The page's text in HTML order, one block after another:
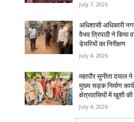
July 7, 2026
अधिशासी अधिकारी
वैभव त्रिपाठी ने किया
डेयरियों का निरीक्षण
July 4, 2026
महापौर सुनीता दयाल
मुख्य सड़क निर्माण
क्षेत्रवासियों में खुशी
July 4, 2026